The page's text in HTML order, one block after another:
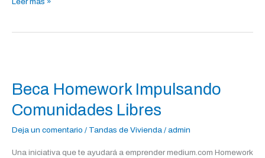
Beca Homework Impulsando
Comunidades Libres
Deja un comentario / Tandas de Vivienda / admin
Una iniciativa que te ayudará a emprender medium.com Homework
Impulsando
Comunidades